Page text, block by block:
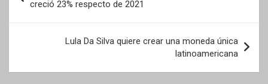
entradas
creció 23% respecto de 2021
Lula Da Silva quiere crear una moneda única
latinoamericana